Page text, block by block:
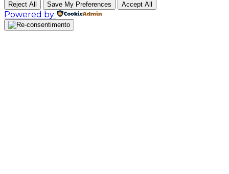
Reject All Save My Preferences Accept All
Powered by